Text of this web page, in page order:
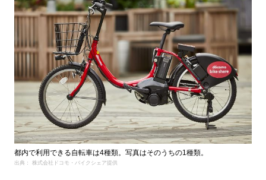
都内で利用できる自転車は4種類。写真はそのうちの1種類。
出典： 株式会社ドコモ・バイクシェア提供